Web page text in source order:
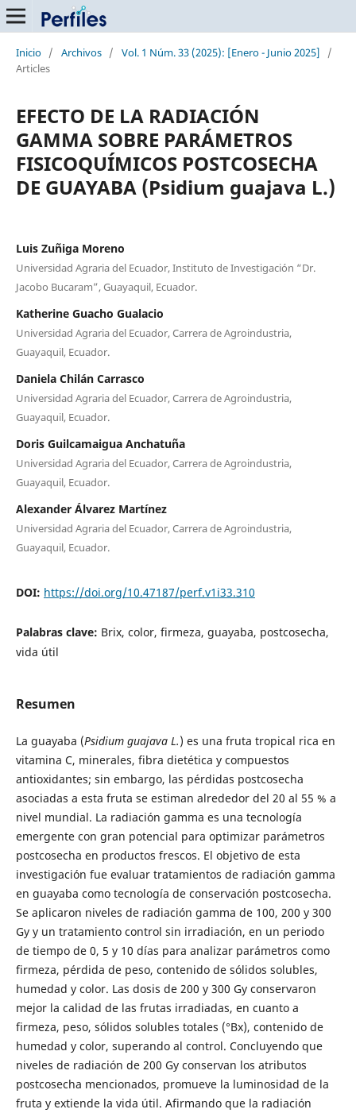
Inicio / Archivos / Vol. 1 Núm. 33 (2025): [Enero - Junio 2025]
/
Articles
EFECTO DE LA RADIACIÓN
GAMMA SOBRE PARÁMETROS
FISICOQUÍMICOS POSTCOSECHA
DE GUAYABA (Psidium guajava L.)
Luis Zuñiga Moreno
Universidad Agraria del Ecuador, Instituto de Investigación “Dr.
Jacobo Bucaram”, Guayaquil, Ecuador.
Katherine Guacho Gualacio
Universidad Agraria del Ecuador, Carrera de Agroindustria,
Guayaquil, Ecuador.
Daniela Chilán Carrasco
Universidad Agraria del Ecuador, Carrera de Agroindustria,
Guayaquil, Ecuador.
Doris Guilcamaigua Anchatuña
Universidad Agraria del Ecuador, Carrera de Agroindustria,
Guayaquil, Ecuador.
Alexander Álvarez Martínez
Universidad Agraria del Ecuador, Carrera de Agroindustria,
Guayaquil, Ecuador.
DOI: https://doi.org/10.47187/perf.v1i33.310
Palabras clave: Brix, color, firmeza, guayaba, postcosecha,
vida útil
Resumen
La guayaba (Psidium guajava L.) es una fruta tropical rica en
vitamina C, minerales, fibra dietética y compuestos
antioxidantes; sin embargo, las pérdidas postcosecha
asociadas a esta fruta se estiman alrededor del 20 al 55 % a
nivel mundial. La radiación gamma es una tecnología
emergente con gran potencial para optimizar parámetros
postcosecha en productos frescos. El objetivo de esta
investigación fue evaluar tratamientos de radiación gamma
en guayaba como tecnología de conservación postcosecha.
Se aplicaron niveles de radiación gamma de 100, 200 y 300
Gy y un tratamiento control sin irradiación, en un periodo
de tiempo de 0, 5 y 10 días para analizar parámetros como
firmeza, pérdida de peso, contenido de sólidos solubles,
humedad y color. Las dosis de 200 y 300 Gy conservaron
mejor la calidad de las frutas irradiadas, en cuanto a
firmeza, peso, sólidos solubles totales (°Bx), contenido de
humedad y color, superando al control. Concluyendo que
niveles de radiación de 200 Gy conservan los atributos
postcosecha mencionados, promueve la luminosidad de la
fruta y extiende la vida útil. Afirmando que la radiación